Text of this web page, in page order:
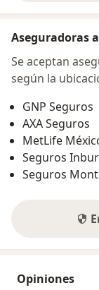
Aseguradoras
Se aceptan
según la
GNP Seguros
AXA Seguros
MetLife
Seguros
Seguros
Opiniones